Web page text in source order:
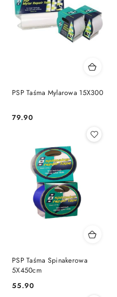
PSP Taśma Mylarowa 15X300
Cena:
79.90
PSP Taśma Spinakerowa
5X450cm
Cena:
55.90